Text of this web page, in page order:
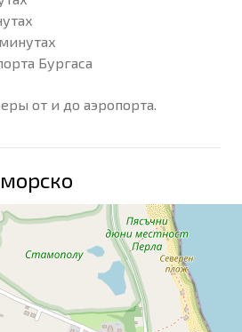
Бургаса
от и до аэропорта.